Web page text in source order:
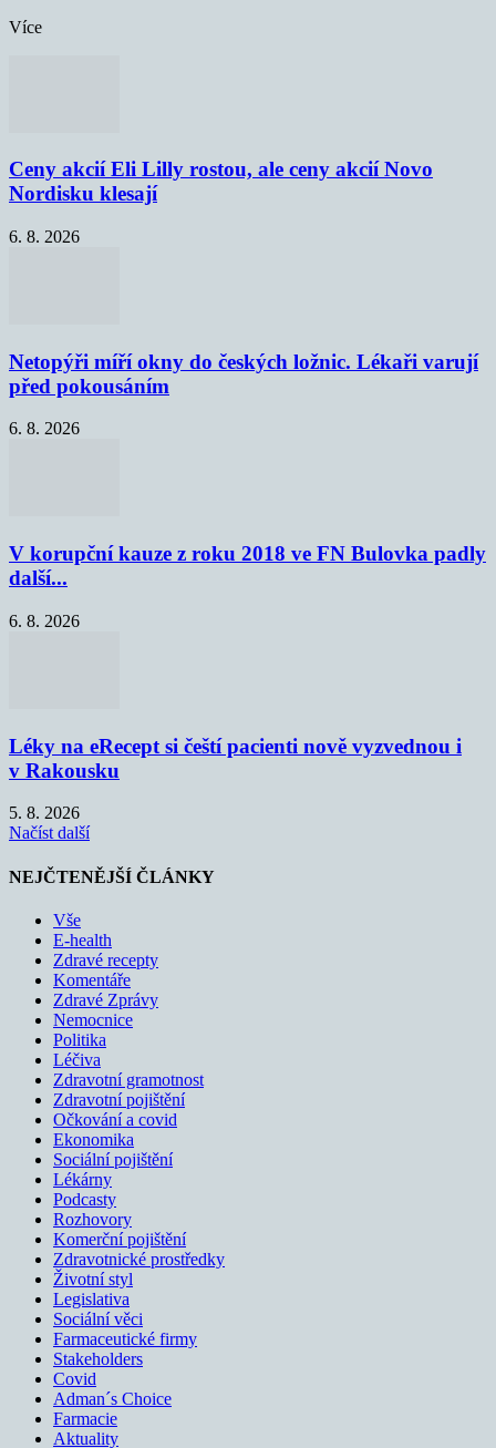
Více
Ceny akcií Eli Lilly rostou, ale ceny akcií Novo
Nordisku klesají
6. 8. 2026
Netopýři míří okny do českých ložnic. Lékaři varují
před pokousáním
6. 8. 2026
V korupční kauze z roku 2018 ve FN Bulovka padly
další...
6. 8. 2026
Léky na eRecept si čeští pacienti nově vyzvednou i
v Rakousku
5. 8. 2026
Načíst další
NEJČTENĚJŠÍ ČLÁNKY
Vše
E-health
Zdravé recepty
Komentáře
Zdravé Zprávy
Nemocnice
Politika
Léčiva
Zdravotní gramotnost
Zdravotní pojištění
Očkování a covid
Ekonomika
Sociální pojištění
Lékárny
Podcasty
Rozhovory
Komerční pojištění
Zdravotnické prostředky
Životní styl
Legislativa
Sociální věci
Farmaceutické firmy
Stakeholders
Covid
Adman´s Choice
Farmacie
Aktuality